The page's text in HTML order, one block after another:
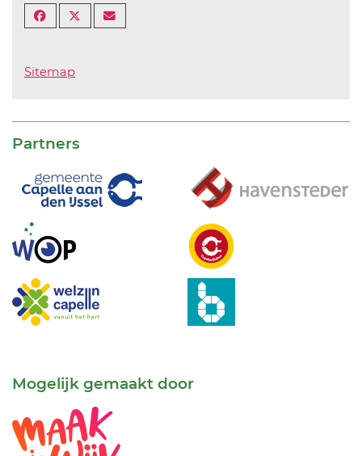
Sitemap
Partners
Mogelijk gemaakt door